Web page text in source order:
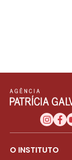
O INSTITUTO